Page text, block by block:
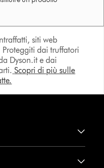
siti web
dai truffatori
Dyson.it e dai
Scopri di più sulle